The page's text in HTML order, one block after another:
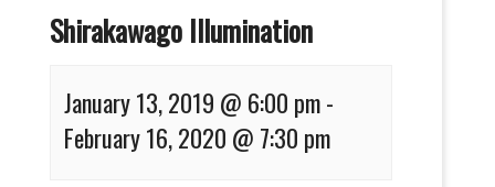
Shirakawago Illumination
January 13, 2019 @ 6:00 pm-
February 16, 2020 @ 7:30 pm